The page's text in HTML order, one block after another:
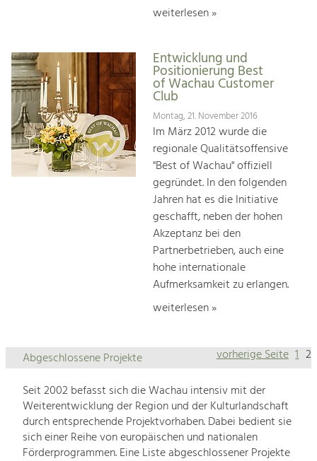
weiterlesen »
Entwicklung und
Positionierung Best
of Wachau Customer
Club
Montag, 21. November 2016
Im März 2012 wurde die
regionale Qualitätsoffensive
"Best of Wachau" offiziell
gegründet. In den folgenden
Jahren hat es die Initiative
geschafft, neben der hohen
Akzeptanz bei den
Partnerbetrieben, auch eine
hohe internationale
Aufmerksamkeit zu erlangen.
weiterlesen »
vorherige Seite 1 2
Abgeschlossene Projekte
Seit 2002 befasst sich die Wachau intensiv mit der
Weiterentwicklung der Region und der Kulturlandschaft
durch entsprechende Projektvorhaben. Dabei bedient sie
sich einer Reihe von europäischen und nationalen
Förderprogrammen. Eine Liste abgeschlossener Projekte